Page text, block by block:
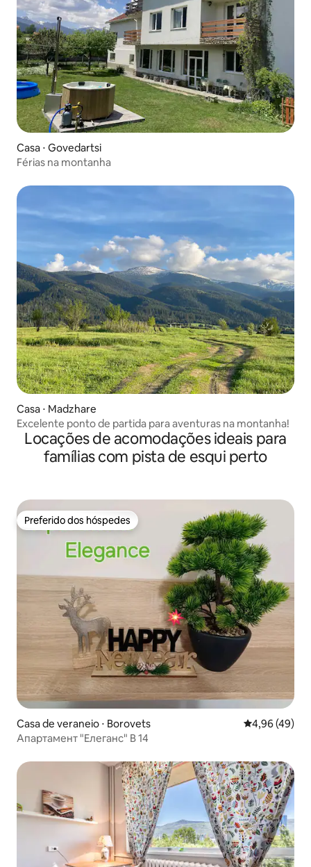
Casa ⋅ Govedartsi
Férias na montanha
Casa ⋅ Madzhare
Excelente ponto de partida para aventuras na montanha!
Locações de acomodações ideais para
famílias com pista de esqui perto
Preferido dos hóspedes
Preferido dos hóspedes
Casa de veraneio ⋅ Borovets 4,96 de uma
4,96 (49)
Апартамент "Елеганс" B 14